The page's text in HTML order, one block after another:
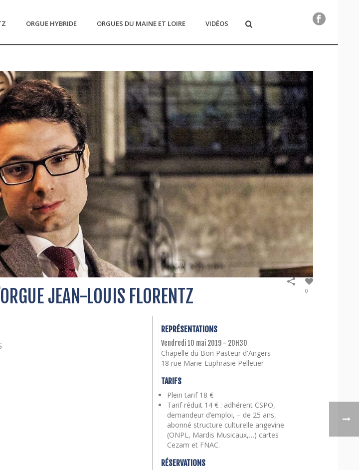
ORGUE HYBRIDE ORGUES DU MAINE ET LOIRE VIDÉOS
0
JEAN-LOUIS FLORENTZ
REPRÉSENTATIONS
Vendredi 10 mai 2019 - 20H30
Chapelle du Bon Pasteur d'Angers
18 rue Marie-Euphrasie Pelletier
TARIFS
Plein tarif 18 €
Tarif réduit 14 € : adhérent CSPO,
demandeur d’emploi, – de 25 ans,
abonné structure culturelle angevine
(ONPL, Mardis Musicaux,…) cartes
Cezam et FNAC.
RÉSERVATIONS